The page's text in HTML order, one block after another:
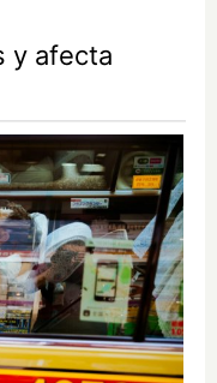
y afecta